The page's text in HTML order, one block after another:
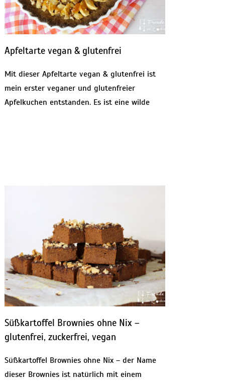
Apfeltarte vegan & glutenfrei
Mit dieser Apfeltarte vegan & glutenfrei ist
mein erster veganer und glutenfreier
Apfelkuchen entstanden. Es ist eine wilde
Süßkartoffel Brownies ohne Nix –
glutenfrei, zuckerfrei, vegan
Süßkartoffel Brownies ohne Nix – der Name
dieser Brownies ist natürlich mit einem